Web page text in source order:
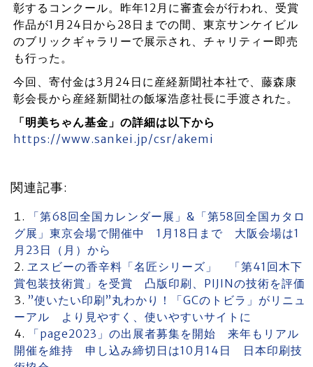
彰するコンクール。昨年12月に審査会が行われ、受賞
作品が1月24日から28日までの間、東京サンケイビル
のブリックギャラリーで展示され、チャリティー即売
も行った。
今回、寄付金は3月24日に産経新聞社本社で、藤森康
彰会長から産経新聞社の飯塚浩彦社長に手渡された。
「明美ちゃん基金」の詳細は以下から
https://www.sankei.jp/csr/akemi
関連記事:
「第68回全国カレンダー展」&「第58回全国カタロ
グ展」東京会場で開催中 1月18日まで 大阪会場は1
月23日（月）から
ヱスビーの香辛料「名匠シリーズ」 「第41回木下
賞包装技術賞」を受賞 凸版印刷、PIJINの技術を評価
”使いたい印刷”丸わかり！「GCのトビラ」がリニュ
ーアル より見やすく、使いやすいサイトに
「page2023」の出展者募集を開始 来年もリアル
開催を維持 申し込み締切日は10月14日 日本印刷技